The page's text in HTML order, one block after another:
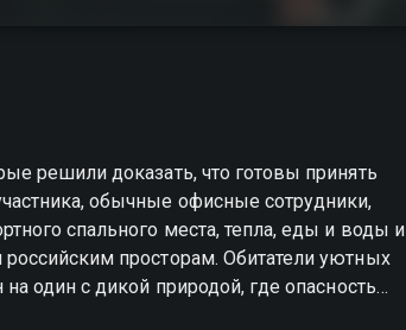
решили доказать, что готовы принять
обычные офисные сотрудники,
спального места, тепла, еды и воды и
просторам. Обитатели уютных
один с дикой природой, где опасность